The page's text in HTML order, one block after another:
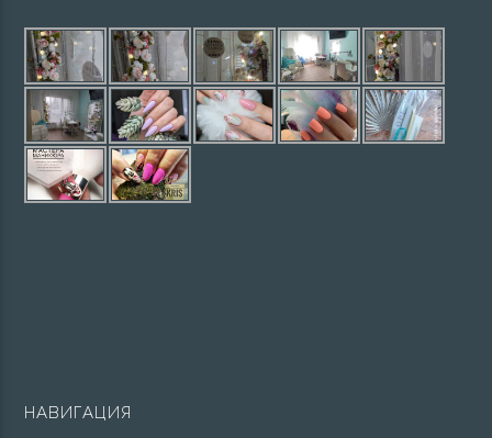
НАВИГАЦИЯ